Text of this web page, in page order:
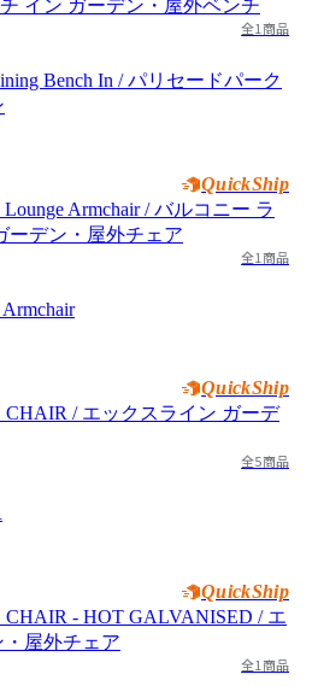
全1商品
Bench In / パリセードパーク
QuickShip
全1商品
Armchair
QuickShip
全5商品
QuickShip
全1商品